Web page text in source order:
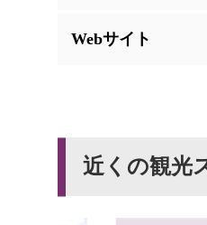
Webサイト
近くの観光